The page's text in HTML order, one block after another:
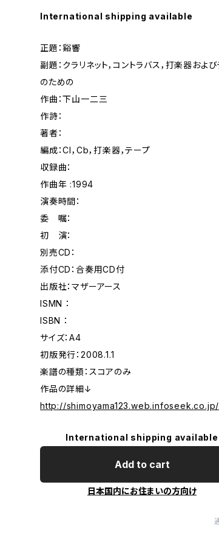
International shipping available
正題：谿響
副題：クラリネット，コントラバス，打楽器およ
のための
作曲：下山一二三
作詩：
著者：
編成：Cl，Cb，打楽器，テープ
収録曲：
作曲年 :1994
演奏時間：
委 嘱：
初 演：
別売CD：
添付CD：合奏用CD付
出版社：マザーアース
ISMN ：
ISBN ：
サイズ：A4
初版発行：2008.1.1
楽譜の種類：スコアのみ
作品の詳細↓
http://shimoyama123.web.infoseek.co.jp/
International shipping available
Add to cart
日本国内にお住まいの方向け